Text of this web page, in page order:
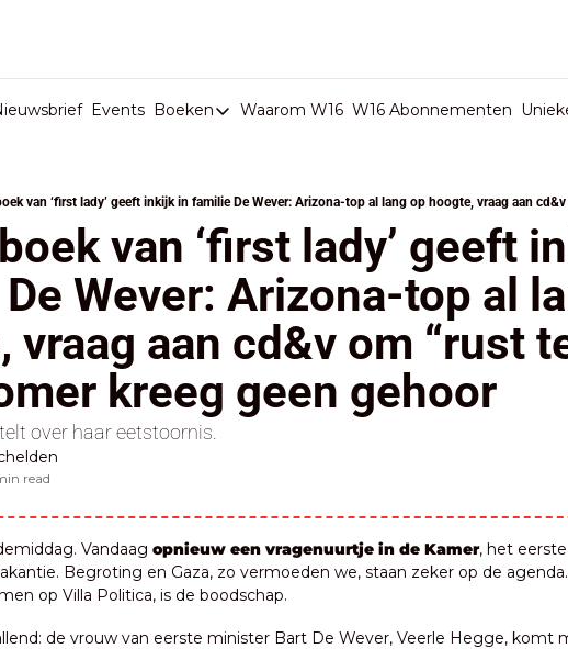
Events Boeken
Boeken
Boeken
Stop de Persen
Het Merk België
De Doodgravers van België
Waarom W16 W16 Abonnementen
van ‘first lady’ geeft
Wever: Arizona-top al
vraag aan cd&v om “rust
kreeg geen gehoor
over haar eetstoornis.
read
Vandaag opnieuw een vragenuurtje in de Kamer, het
Begroting en Gaza, zo vermoeden we, staan zeker op de agenda.
op Villa Politica, is de boodschap.
de vrouw van eerste minister Bart De Wever, Veerle Hegge, komt